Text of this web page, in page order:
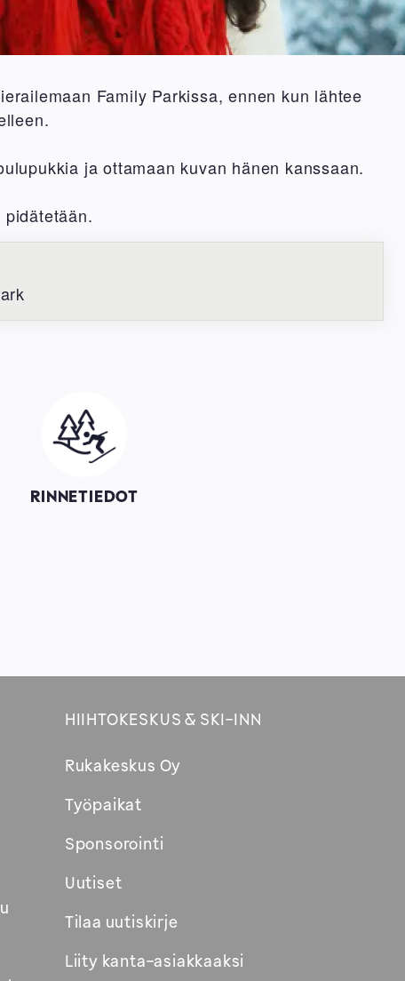
Family Parkissa, ennen kun lähtee
ja ottamaan kuvan hänen kanssaan.
RINNETIEDOT
HIIHTOKESKUS & SKI-INN
Rukakeskus Oy
Työpaikat
Sponsorointi
Uutiset
Tilaa uutiskirje
Liity kanta-asiakkaaksi